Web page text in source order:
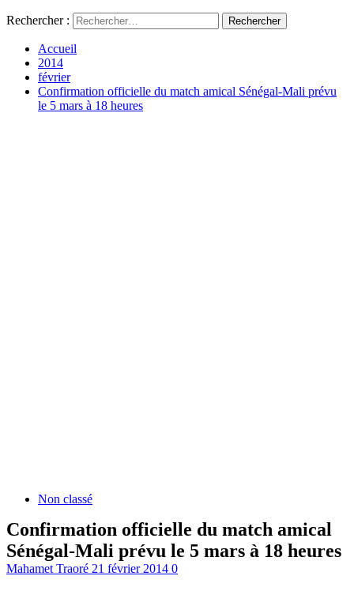
Rechercher :
Accueil
2014
février
Confirmation officielle du match amical Sénégal-Mali prévu
le 5 mars à 18 heures
Non classé
Confirmation officielle du match amical
Sénégal-Mali prévu le 5 mars à 18 heures
Mahamet Traoré 21 février 2014 0